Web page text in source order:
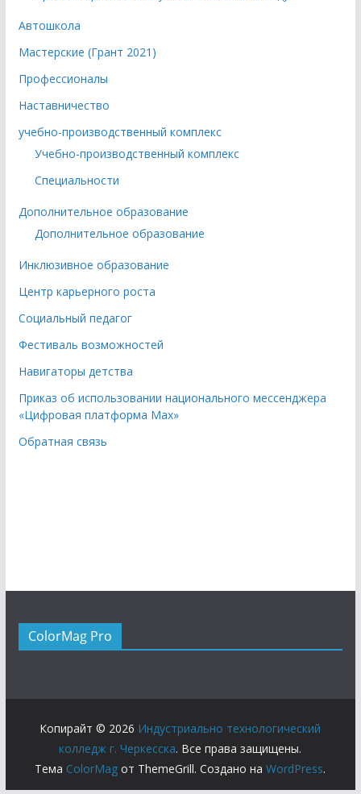
Автошкола
Мастерские (Грант 2021)
Профессионалы
Наставничество
учебно-производственный комплекс
Учебно-производственный комплекс
Специальности
Дополнительное образование
Дополнительное образование
Инклюзивное образование
Центр карьерного роста
Социальный педагог
Фестиваль возможностей
Навигаторы детства
Приказ об использовании национального мессенджера
«Цифровая платформа Мах»
Обратная связь
ColorMag Pro
Копирайт © 2026 Индустриально технологический
колледж г. Черкесска. Все права защищены.
Тема ColorMag от ThemeGrill. Создано наWordPress.